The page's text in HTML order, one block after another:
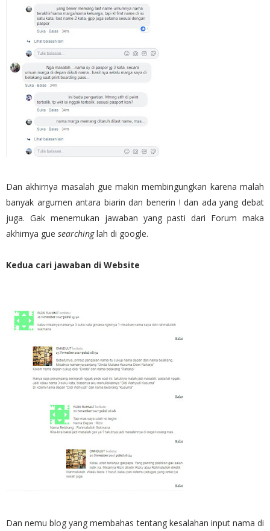
Dan akhirnya masalah gue makin membingungkan karena malah
banyak argumen antara biarin dan benerin ! dan ada yang debat
juga. Gak menemukan jawaban yang pasti dari Forum maka
akhirnya gue searchinglah di google.
Kedua cari jawaban di Website
Dan nemu blog yang membahas tentang kesalahan input nama di